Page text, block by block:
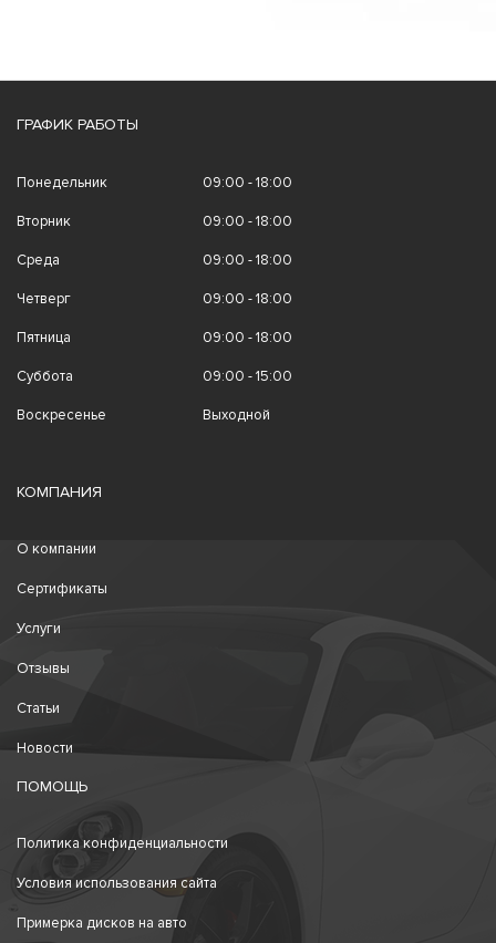
ГРАФИК РАБОТЫ
Понедельник 09:00 - 18:00
Вторник 09:00 - 18:00
Среда 09:00 - 18:00
Четверг 09:00 - 18:00
Пятница 09:00 - 18:00
Суббота 09:00 - 15:00
Воскресенье Выходной
КОМПАНИЯ
О компании
Сертификаты
Услуги
Отзывы
Статьи
Новости
ПОМОЩЬ
Политика конфиденциальности
Условия использования сайта
Примерка дисков на авто